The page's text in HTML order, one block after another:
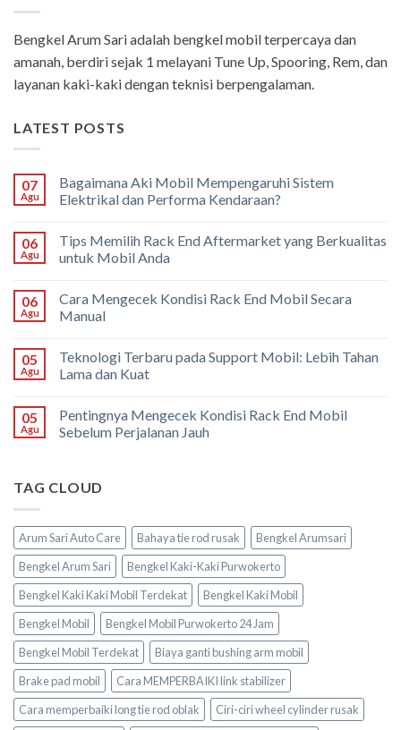
Bengkel Arum Sari adalah bengkel mobil terpercaya dan
amanah, berdiri sejak 1 melayani Tune Up, Spooring, Rem, dan
layanan kaki-kaki dengan teknisi berpengalaman.
LATEST POSTS
07
Agu
Bagaimana Aki Mobil Mempengaruhi Sistem
Elektrikal dan Performa Kendaraan?
06
Agu
Tips Memilih Rack End Aftermarket yang Berkualitas
untuk Mobil Anda
06
Agu
Cara Mengecek Kondisi Rack End Mobil Secara
Manual
05
Agu
Teknologi Terbaru pada Support Mobil: Lebih Tahan
Lama dan Kuat
05
Agu
Pentingnya Mengecek Kondisi Rack End Mobil
Sebelum Perjalanan Jauh
TAG CLOUD
Arum Sari Auto Care Bahaya tie rod rusak
Bengkel Arumsari
Bengkel Arum Sari
Bengkel Kaki-Kaki Purwokerto
Bengkel Kaki Kaki Mobil Terdekat
Bengkel Kaki Mobil
Bengkel Mobil
Bengkel Mobil Purwokerto 24 Jam
Bengkel Mobil Terdekat
Biaya ganti bushing arm mobil
Brake pad mobil
Cara MEMPERBAIKI link stabilizer
Cara memperbaiki long tie rod oblak
Ciri-ciri wheel cylinder rusak